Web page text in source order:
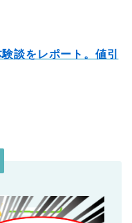
談をレポート。値引